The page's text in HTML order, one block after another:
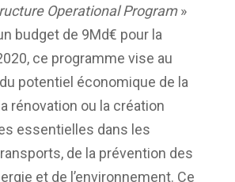
Operational Program»
budget de 9Md€ pour la
ce programme vise au
potentiel économique de la
rénovation ou la création
essentielles dans les
de la prévention des
et de l’environnement. Ce